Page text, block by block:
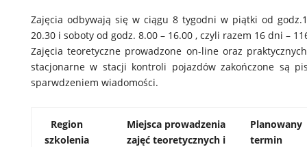
Zajęcia odbywają się w ciągu 8 tygodni w piątki od
20.30 i soboty od godz. 8.00 – 16.00 , czyli razem 16 dni –
Zajęcia teoretyczne prowadzone on-line oraz
stacjonarne w stacji kontroli pojazdów zakończone są
sparwdzeniem wiadomości.
Region
szkolenia
Miejsca prowadzenia
zajęć teoretycznych i
Planowany
termin